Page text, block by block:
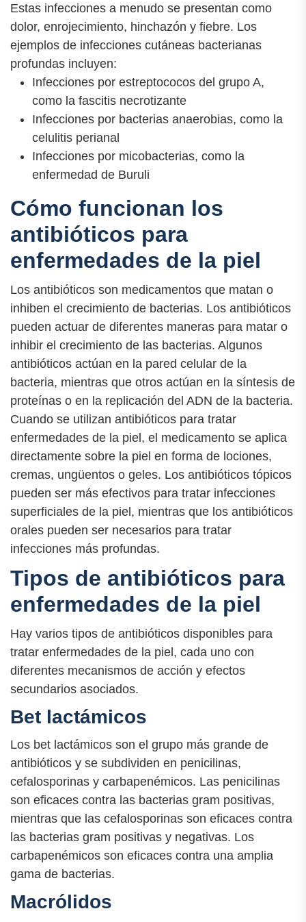
Estas infecciones a menudo se presentan como
dolor, enrojecimiento, hinchazón y fiebre. Los
ejemplos de infecciones cutáneas bacterianas
profundas incluyen:
Infecciones por estreptococos del grupo A,
como la fascitis necrotizante
Infecciones por bacterias anaerobias, como la
celulitis perianal
Infecciones por micobacterias, como la
enfermedad de Buruli
Cómo funcionan los
antibióticos para
enfermedades de la piel
Los antibióticos son medicamentos que matan o
inhiben el crecimiento de bacterias. Los antibióticos
pueden actuar de diferentes maneras para matar o
inhibir el crecimiento de las bacterias. Algunos
antibióticos actúan en la pared celular de la
bacteria, mientras que otros actúan en la síntesis de
proteínas o en la replicación del ADN de la bacteria.
Cuando se utilizan antibióticos para tratar
enfermedades de la piel, el medicamento se aplica
directamente sobre la piel en forma de lociones,
cremas, ungüentos o geles. Los antibióticos tópicos
pueden ser más efectivos para tratar infecciones
superficiales de la piel, mientras que los antibióticos
orales pueden ser necesarios para tratar
infecciones más profundas.
Tipos de antibióticos para
enfermedades de la piel
Hay varios tipos de antibióticos disponibles para
tratar enfermedades de la piel, cada uno con
diferentes mecanismos de acción y efectos
secundarios asociados.
Bet lactámicos
Los bet lactámicos son el grupo más grande de
antibióticos y se subdividen en penicilinas,
cefalosporinas y carbapenémicos. Las penicilinas
son eficaces contra las bacterias gram positivas,
mientras que las cefalosporinas son eficaces contra
las bacterias gram positivas y negativas. Los
carbapenémicos son eficaces contra una amplia
gama de bacterias.
Macrólidos